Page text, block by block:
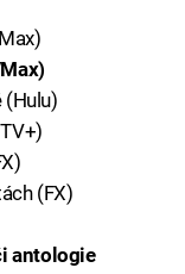
(Hulu)
(FX)
antologie